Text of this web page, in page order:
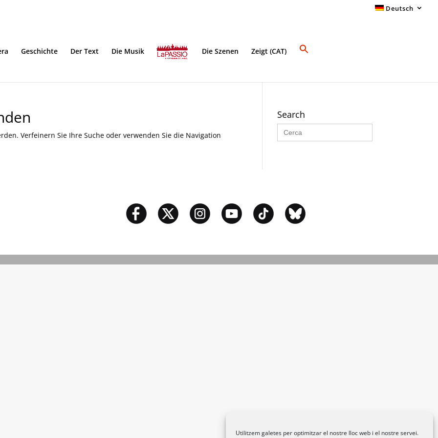
Utilitzem galetes per optimitzar el nostre lloc web i el nostre servei.
Deutsch
Geschichte Der Text Die Musik Die Szenen Zeigt (CAT)
Verfeinern Sie Ihre Suche oder verwenden Sie die Navigation
Search
Search
for: